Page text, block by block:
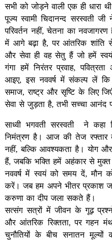
सभी को जोड़ने वाली एक ही धारा
पूज्य स्वामी चिदानन्द सरस्वती
परिवर्तन नहीं, चेतना का
में आगे बढ़ा है, पर आंतरिक शांति से
और सेवा ही वह सेतु हैं जो हमें
गंगा हमें निरंतर प्रवाह,
आइए, इस नववर्ष में संकल्प लें
समाज, राष्ट्र और सृष्टि के लिए
सेवा से जुड़ता है, तभी सच्चा आनंद
साध्वी भगवती सरस्वती ने
निमंत्रण है। आज की तेज रफ्तार
नहीं, बल्कि आवश्यकता है। योग और
हैं, जबकि भक्ति हमें अहंकार से
नववर्ष में स्वयं को समय दें, मौन
करें। जब हम अपने भीतर प्रकाश
करुणा का दीप जला सकते हैं।
सत्संग सत्रों में जीवन के गूढ़
और आंतरिक रिक्तता, पर गहन
चुनौतियों के बीच सनातन मूल्यों